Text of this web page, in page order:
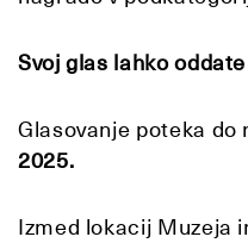
Svoj glas lahko oddate
Glasovanje poteka do
2025.
Izmed lokacij Muzeja